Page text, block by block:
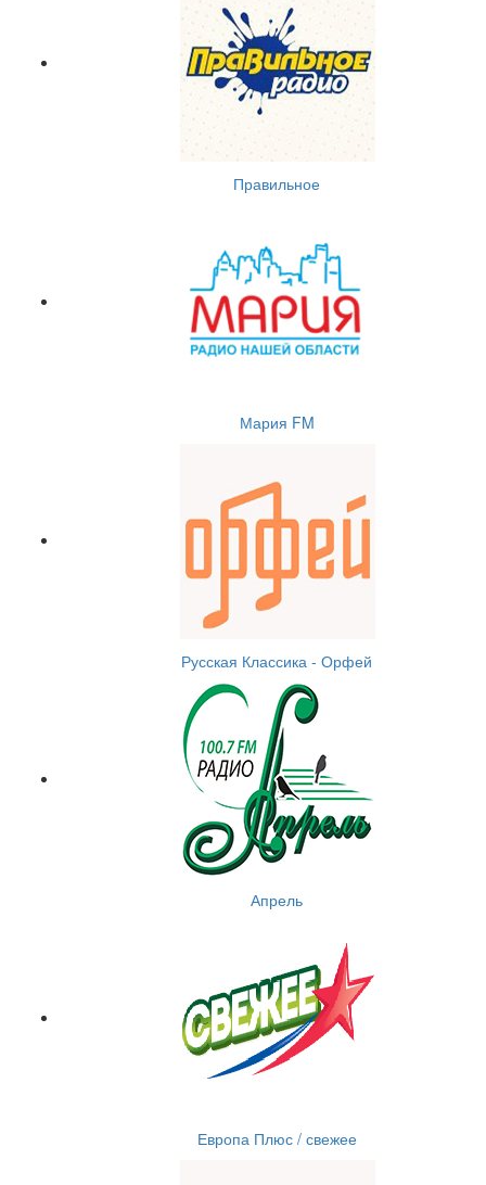
Правильное
Мария FM
Русская Классика - Орфей
Апрель
Европа Плюс / свежее